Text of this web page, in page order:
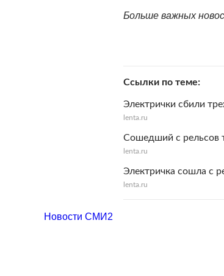
Больше важных
Ссылки по теме
Электрички сбили
lenta.ru
Сошедший с рельсов
lenta.ru
Электричка сошла с
lenta.ru
Новости СМИ2